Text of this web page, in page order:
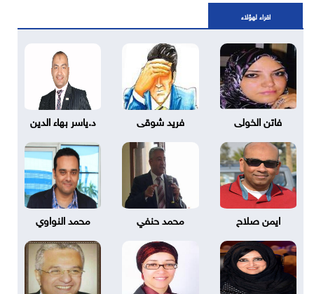
اقراء لهؤلاء
فاتن الخولى فريد شوقى د.ياسر بهاء الدين
ايمن صلاح محمد حنفي محمد النواوي